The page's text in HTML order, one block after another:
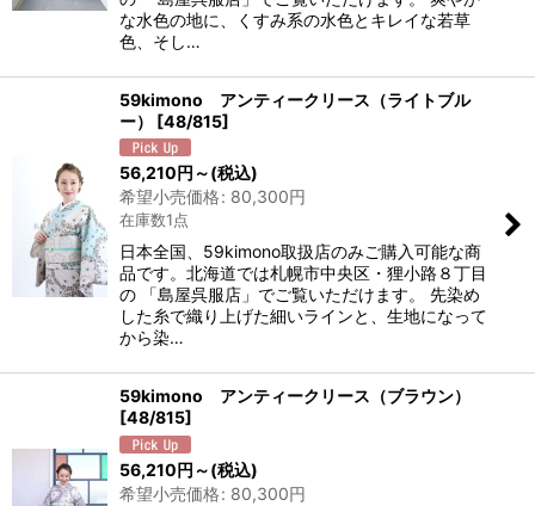
な水色の地に、くすみ系の水色とキレイな若草
色、そし…
59kimono アンティークリース（ライトブル
ー）
[48/815]
56,210円 ～(税込)
希望小売価格: 80,300円
在庫数1点
日本全国、59kimono取扱店のみご購入可能な商
品です。北海道では札幌市中央区・狸小路８丁目
の 「島屋呉服店」でご覧いただけます。 先染め
した糸で織り上げた細いラインと、生地になって
から染…
59kimono アンティークリース（ブラウン）
[48/815]
56,210円 ～(税込)
希望小売価格: 80,300円